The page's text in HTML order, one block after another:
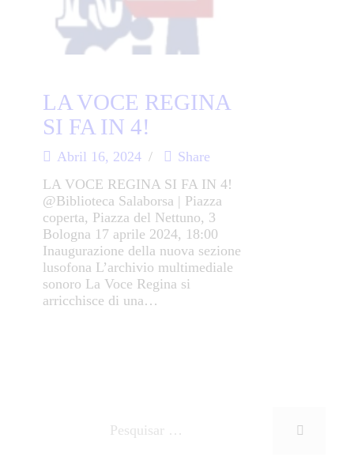
LA VOCE REGINA
SI FA IN 4!
Abril 16, 2024
Share
LA VOCE REGINA SI FA IN 4!
@Biblioteca Salaborsa | Piazza
coperta, Piazza del Nettuno, 3
Bologna 17 aprile 2024, 18:00
Inaugurazione della nuova sezione
lusofona L’archivio multimediale
sonoro La Voce Regina si
arricchisce di una…